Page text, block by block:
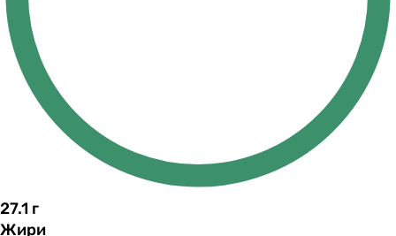
27.1 г
Жири